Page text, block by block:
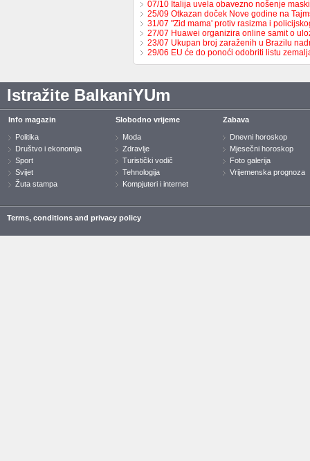
07/10 Italija uvela obavezno nošenje
25/09 Otkazan doček Nove godine na
31/07 "Zid mama' protiv rasizma i
27/07 Huawei organizira online samit o
23/07 Ukupan broj zaraženih u Brazilu
29/06 EU će do ponoći odobriti listu
Istražite BalkaniYUm
Info magazin
Politika
Društvo i ekonomija
Sport
Svijet
Žuta stampa
Slobodno vrijeme
Moda
Zdravlje
Turistički vodič
Tehnologija
Kompjuteri i internet
Zabava
Dnevni horoskop
Mjesečni horoskop
Foto galerija
Vrijemenska prognoza
Terms, conditions and privacy policy